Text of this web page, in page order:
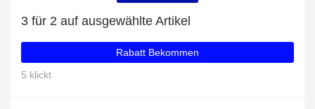
3 für 2 auf ausgewählte Artikel
Rabatt Bekommen
5 klickt